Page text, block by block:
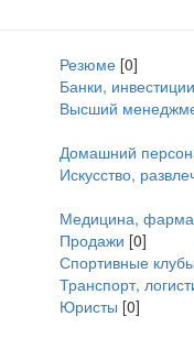
Резюме [0]
Банки,
Высший
Домашний
Искусство,
Медицина,
Продажи [0]
Спортивные
Транспорт,
Юристы [0]